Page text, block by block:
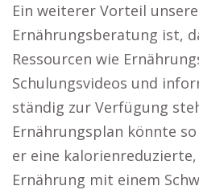
Ein weiterer Vorteil
Ernährungsberatung ist,
Ressourcen wie
Schulungsvideos und
ständig zur Verfügung
Ernährungsplan könnte
er eine kalorienreduzierte,
Ernährung mit einem